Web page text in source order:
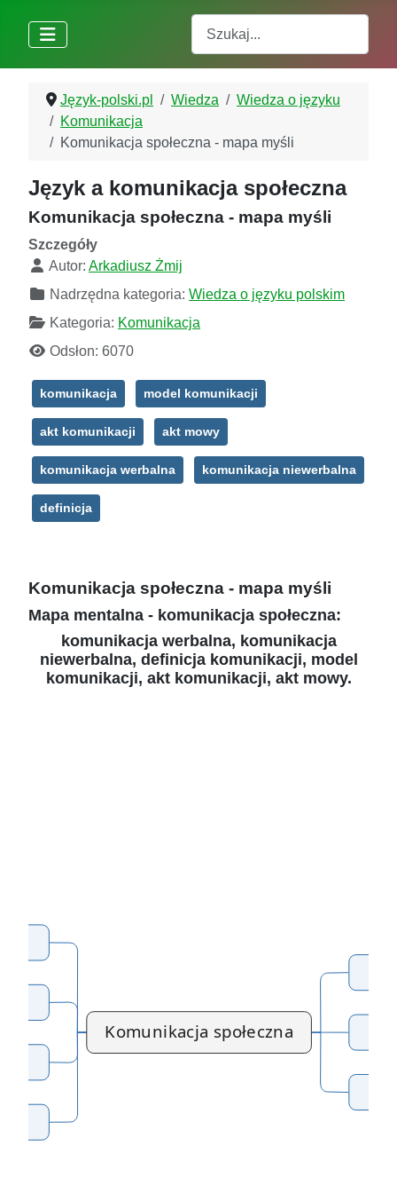
Język-polski.pl Wiedza
Wiedza o języku
Komunikacja
Komunikacja społeczna - mapa myśli
Język a komunikacja społeczna
Komunikacja społeczna - mapa myśli
Szczegóły
Autor: Arkadiusz Żmij
Nadrzędna kategoria: Wiedza o języku polskim
Kategoria: Komunikacja
Odsłon: 6070
komunikacja model komunikacji
akt komunikacji akt mowy
komunikacja werbalna komunikacja niewerbalna
definicja
Komunikacja społeczna - mapa myśli
Mapa mentalna - komunikacja społeczna:
komunikacja werbalna, komunikacja
niewerbalna, definicja komunikacji, model
komunikacji, akt komunikacji, akt mowy.